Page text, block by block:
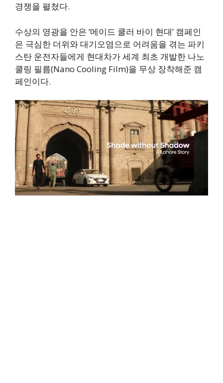
경쟁을 펼쳤다.
수상의 영광을 안은 ‘메이드 쿨러 바이 현대’ 캠페인
은 극심한 더위와 대기오염으로 어려움을 겪는 파키
스탄 운전자들에게 현대차가 세계 최초 개발한 나노
쿨링 필름(Nano Cooling Film)을 무상 장착해준 캠
페인이다.